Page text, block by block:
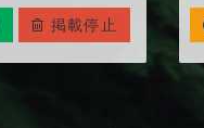
掲載停止